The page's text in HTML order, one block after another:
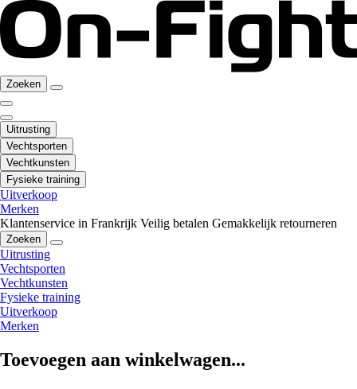
Zoeken
Uitrusting
Vechtsporten
Vechtkunsten
Fysieke training
Uitverkoop
Merken
Klantenservice in Frankrijk Veilig betalen Gemakkelijk retourneren
Zoeken
Uitrusting
Vechtsporten
Vechtkunsten
Fysieke training
Uitverkoop
Merken
Toevoegen aan winkelwagen...